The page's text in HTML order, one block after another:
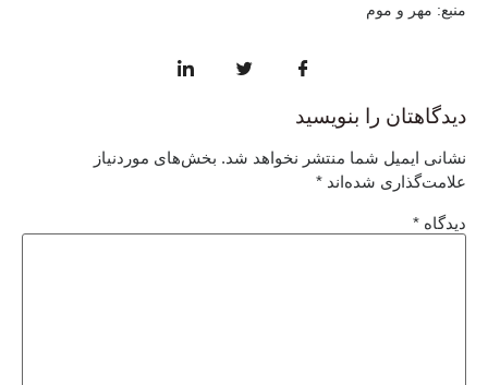
منبع: مهر و موم
دیدگاهتان را بنویسید
نشانی ایمیل شما منتشر نخواهد شد. بخش‌های موردنیاز
علامت‌گذاری شده‌اند *
دیدگاه *